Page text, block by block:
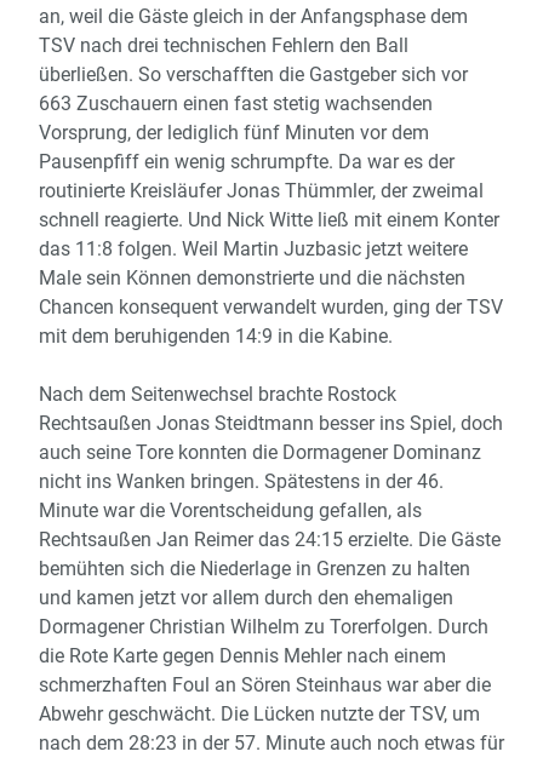
an, weil die Gäste gleich in der Anfangsphase dem
TSV nach drei technischen Fehlern den Ball
überließen. So verschafften die Gastgeber sich vor
663 Zuschauern einen fast stetig wachsenden
Vorsprung, der lediglich fünf Minuten vor dem
Pausenpfiff ein wenig schrumpfte. Da war es der
routinierte Kreisläufer Jonas Thümmler, der zweimal
schnell reagierte. Und Nick Witte ließ mit einem Konter
das 11:8 folgen. Weil Martin Juzbasic jetzt weitere
Male sein Können demonstrierte und die nächsten
Chancen konsequent verwandelt wurden, ging der TSV
mit dem beruhigenden 14:9 in die Kabine.
Nach dem Seitenwechsel brachte Rostock
Rechtsaußen Jonas Steidtmann besser ins Spiel, doch
auch seine Tore konnten die Dormagener Dominanz
nicht ins Wanken bringen. Spätestens in der 46.
Minute war die Vorentscheidung gefallen, als
Rechtsaußen Jan Reimer das 24:15 erzielte. Die Gäste
bemühten sich die Niederlage in Grenzen zu halten
und kamen jetzt vor allem durch den ehemaligen
Dormagener Christian Wilhelm zu Torerfolgen. Durch
die Rote Karte gegen Dennis Mehler nach einem
schmerzhaften Foul an Sören Steinhaus war aber die
Abwehr geschwächt. Die Lücken nutzte der TSV, um
nach dem 28:23 in der 57. Minute auch noch etwas für